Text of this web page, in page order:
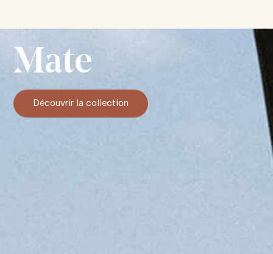
Mate
Découvrir la collection